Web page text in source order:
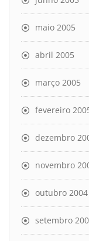
maio 2005
abril 2005
março 2005
fevereiro
dezembro
novembro
outubro 2004
setembro